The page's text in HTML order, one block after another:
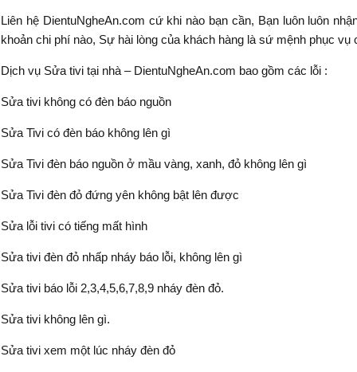
Liên hệ DientuNgheAn.com cứ khi nào bạn cần, Bạn luôn luôn
khoản chi phí nào, Sự hài lòng của khách hàng là sứ mệnh phục vụ
Dịch vụ Sửa tivi tại nhà – DientuNgheAn.com bao gồm các lỗi :
Sửa tivi không có đèn báo nguồn
Sửa Tivi có đèn báo không lên gì
Sửa Tivi đèn báo nguồn ở mầu vàng, xanh, đỏ không lên gì
Sửa Tivi đèn đỏ đứng yên không bật lên được
Sửa lỗi tivi có tiếng mất hình
Sửa tivi đèn đỏ nhấp nháy báo lỗi, không lên gì
Sửa tivi báo lỗi 2,3,4,5,6,7,8,9 nháy đèn đỏ.
Sửa tivi không lên gì.
Sửa tivi xem một lúc nháy đèn đỏ